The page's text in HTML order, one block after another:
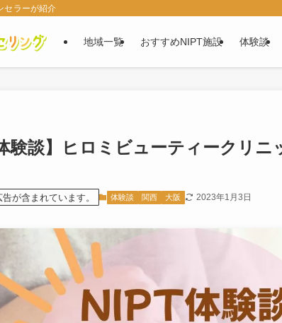
セラーが紹介
地域一覧 おすすめNIPT施設 体験談
験談】ヒロミビューティークリ
が含まれています。 体験談 関西 大阪 2023年1月3日